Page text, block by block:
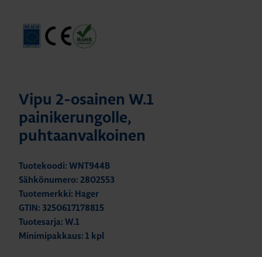
Vipu 2-osainen W.1
painikerungolle,
puhtaanvalkoinen
Tuotekoodi: WNT944B
Sähkönumero: 2802553
Tuotemerkki: Hager
GTIN: 3250617178815
Tuotesarja: W.1
Minimipakkaus: 1 kpl